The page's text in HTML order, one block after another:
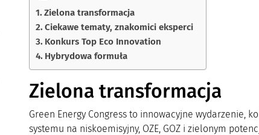
Zielona transformacja
Ciekawe tematy, znakomici eksperci
Konkurs Top Eco Innovation
Hybrydowa formuła
Zielona transformacja
Green Energy Congress to innowacyjne wydarzenie,
systemu na niskoemisyjny, OZE, GOZ i zielonym